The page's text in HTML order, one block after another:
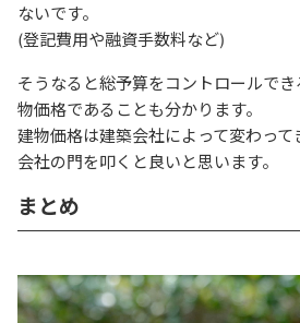
ないです。
(登記費用や融資手数料など)
そうなると総予算をコントロールで
物価格であることも分かります。
建物価格は建築会社によって変わって
会社の門を叩くと良いと思います。
まとめ